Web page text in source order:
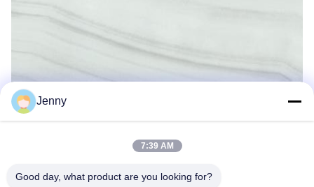
Jenny
7:39 AM
Good day, what product are you looking for?